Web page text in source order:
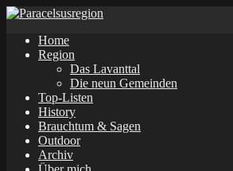
Home
Region
Das Lavanttal
Die neun Gemeinden
Top-Listen
History
Brauchtum & Sagen
Outdoor
Archiv